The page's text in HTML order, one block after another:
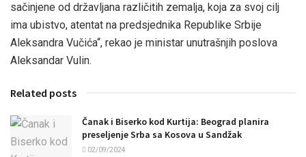
sačinjene od državljana različitih zemalja, koja za svoj cilj
ima ubistvo, atentat na predsjednika Republike Srbije
Aleksandra Vučića“, rekao je ministar unutrašnjih poslova
Aleksandar Vulin.
Related posts
Čanak i Biserko kod Kurtija: Beograd planira
preseljenje Srba sa Kosova u Sandžak
02/09/2024